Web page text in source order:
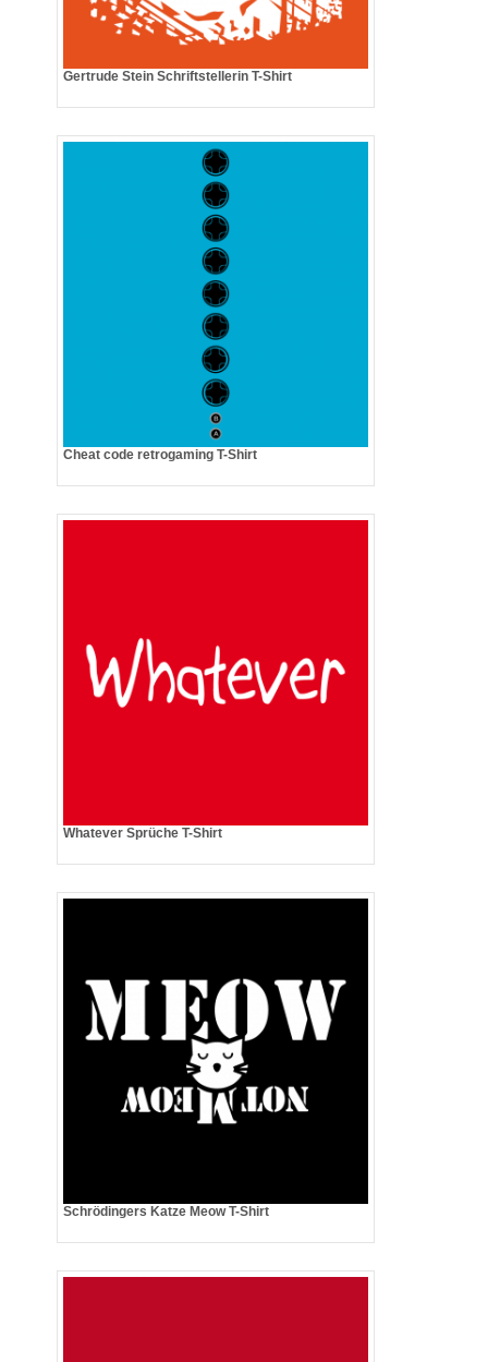
Gertrude Stein Schriftstellerin T-Shirt
Cheat code retrogaming T-Shirt
Whatever Sprüche T-Shirt
Schrödingers Katze Meow T-Shirt